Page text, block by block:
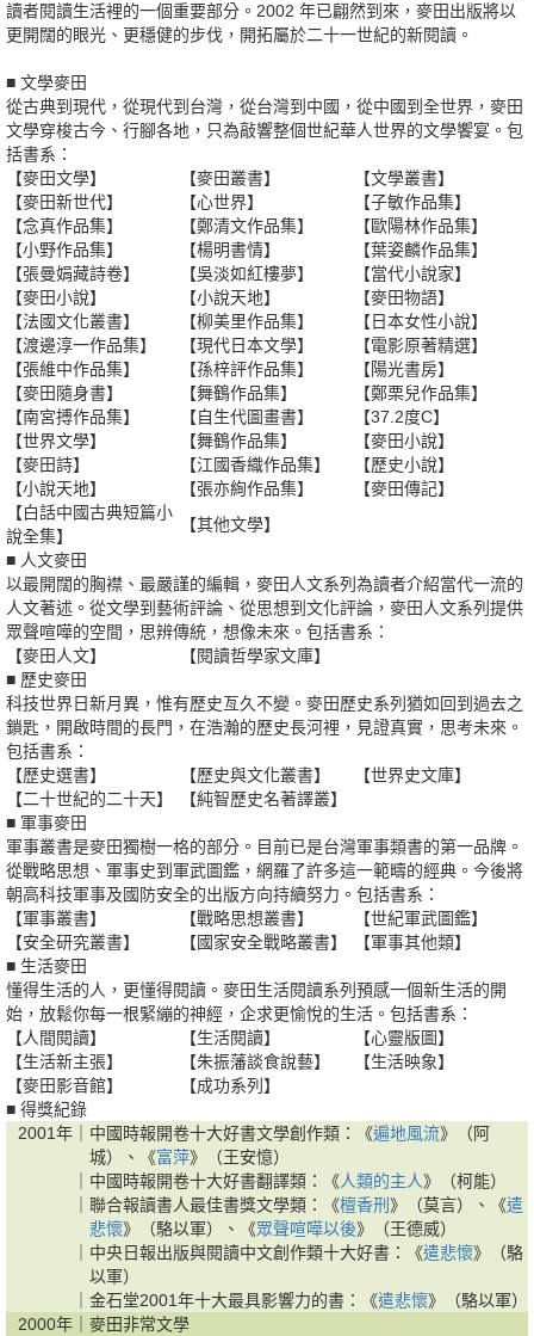
讀者閱讀生活裡的一個重要部分。2002 年已翩然到來，麥田出版將以
更開闊的眼光、更穩健的步伐，開拓屬於二十一世紀的新閱讀。
■ 文學麥田
從古典到現代，從現代到台灣，從台灣到中國，從中國到全世界，麥田
文學穿梭古今、行腳各地，只為敲響整個世紀華人世界的文學饗宴。包
括書系：
【麥田文學】
【麥田叢書】
【文學叢書】
【麥田新世代】
【心世界】
【子敏作品集】
【念真作品集】
【鄭清文作品集】
【歐陽林作品集】
【小野作品集】
【楊明書情】
【葉姿麟作品集】
【張曼娟藏詩卷】
【吳淡如紅樓夢】
【當代小說家】
【麥田小說】
【小說天地】
【麥田物語】
【法國文化叢書】
【柳美里作品集】
【日本女性小說】
【渡邊淳一作品集】
【現代日本文學】
【電影原著精選】
【張維中作品集】
【孫梓評作品集】
【陽光書房】
【麥田隨身書】
【舞鶴作品集】
【鄭栗兒作品集】
【南宮搏作品集】
【自生代圖畫書】
【37.2度C】
【世界文學】
【舞鶴作品集】
【麥田小說】
【麥田詩】
【江國香織作品集】
【歷史小說】
【小說天地】
【張亦絢作品集】
【麥田傳記】
【白話中國古典短篇小
說全集】
【其他文學】
■ 人文麥田
以最開闊的胸襟、最嚴謹的編輯，麥田人文系列為讀者介紹當代一流的
人文著述。從文學到藝術評論、從思想到文化評論，麥田人文系列提供
眾聲喧嘩的空間，思辨傳統，想像未來。包括書系：
【麥田人文】
【閱讀哲學家文庫】
■ 歷史麥田
科技世界日新月異，惟有歷史亙久不變。麥田歷史系列猶如回到過去之
鎖匙，開啟時間的長門，在浩瀚的歷史長河裡，見證真實，思考未來。
包括書系：
【歷史選書】
【歷史與文化叢書】
【世界史文庫】
【二十世紀的二十天】
【純智歷史名著譯叢】
■ 軍事麥田
軍事叢書是麥田獨樹一格的部分。目前已是台灣軍事類書的第一品牌。
從戰略思想、軍事史到軍武圖鑑，網羅了許多這一範疇的經典。今後將
朝高科技軍事及國防安全的出版方向持續努力。包括書系：
【軍事叢書】
【戰略思想叢書】
【世紀軍武圖鑑】
【安全研究叢書】
【國家安全戰略叢書】
【軍事其他類】
■ 生活麥田
懂得生活的人，更懂得閱讀。麥田生活閱讀系列預感一個新生活的開
始，放鬆你每一根緊繃的神經，企求更愉悅的生活。包括書系：
【人間閱讀】
【生活閱讀】
【心靈版圖】
【生活新主張】
【朱振藩談食說藝】
【生活映象】
【麥田影音館】
【成功系列】
■ 得獎紀錄
2001年｜ 中國時報開卷十大好書文學創作類：《遍地風流》（阿
城）、《富萍》（王安憶）
中國時報開卷十大好書翻譯類：《人類的主人》（柯能）
聯合報讀書人最佳書獎文學類：《檀香刑 》（莫言）、《遣
悲懷》（駱以軍）、《眾聲喧嘩以後》（王德威）
中央日報出版與閱讀中文創作類十大好書：《遣悲懷》（駱
以軍）
金石堂2001年十大最具影響力的書：《遣悲懷》（駱以軍）
2000年｜ 麥田非常文學